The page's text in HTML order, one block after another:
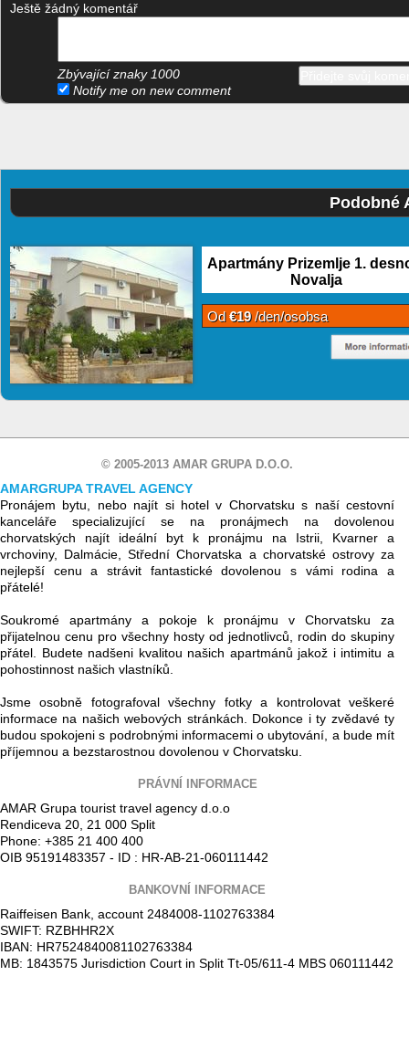
Ještě žádný komentář
Zbývající znaky 1000
Notify me on new comment
Podobné
Apartmány Prizemlje 1.
Novalja
Od€19/den/osobsa
© 2005-2013 AMAR GRUPA D.O.O.
AMARGRUPA TRAVEL AGENCY
Pronájem bytu, nebo najít si hotel v Chorvatsku s naší cestovní
kanceláře specializující se na pronájmech na dovolenou
chorvatských najít ideální byt k pronájmu na Istrii, Kvarner a
vrchoviny, Dalmácie, Střední Chorvatska a chorvatské ostrovy za
nejlepší cenu a strávit fantastické dovolenou s vámi rodina a
přátelé!
Soukromé apartmány a pokoje k pronájmu v Chorvatsku za
přijatelnou cenu pro všechny hosty od jednotlivců, rodin do skupiny
přátel. Budete nadšeni kvalitou našich apartmánů jakož i intimitu a
pohostinnost našich vlastníků.
Jsme osobně fotografoval všechny fotky a kontrolovat veškeré
informace na našich webových stránkách. Dokonce i ty zvědavé ty
budou spokojeni s podrobnými informacemi o ubytování, a bude mít
příjemnou a bezstarostnou dovolenou v Chorvatsku.
PRÁVNÍ INFORMACE
AMAR Grupa tourist travel agency d.o.o
Rendiceva 20, 21 000 Split
Phone: +385 21 400 400
OIB 95191483357 - ID : HR-AB-21-060111442
BANKOVNÍ INFORMACE
Raiffeisen Bank, account 2484008-1102763384
SWIFT: RZBHHR2X
IBAN: HR7524840081102763384
MB: 1843575 Jurisdiction Court in Split Tt-05/611-4 MBS 060111442